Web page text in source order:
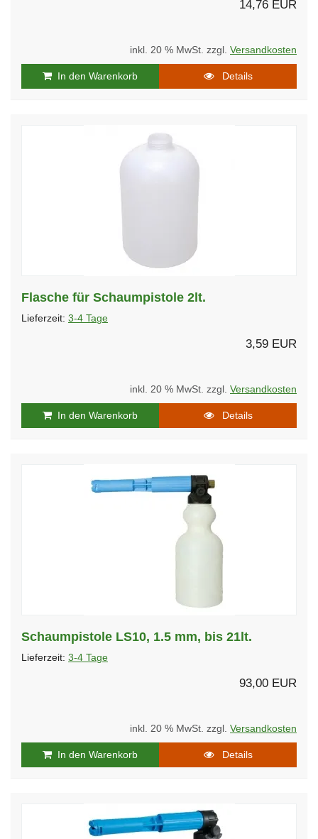
14,76 EUR
inkl. 20 % MwSt. zzgl. Versandkosten
In den Warenkorb Details
Flasche für Schaumpistole 2lt.
Lieferzeit: 3-4 Tage
3,59 EUR
inkl. 20 % MwSt. zzgl. Versandkosten
In den Warenkorb Details
Schaumpistole LS10, 1.5 mm, bis 21lt.
Lieferzeit: 3-4 Tage
93,00 EUR
inkl. 20 % MwSt. zzgl. Versandkosten
In den Warenkorb Details